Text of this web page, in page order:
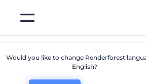
Would you like to change